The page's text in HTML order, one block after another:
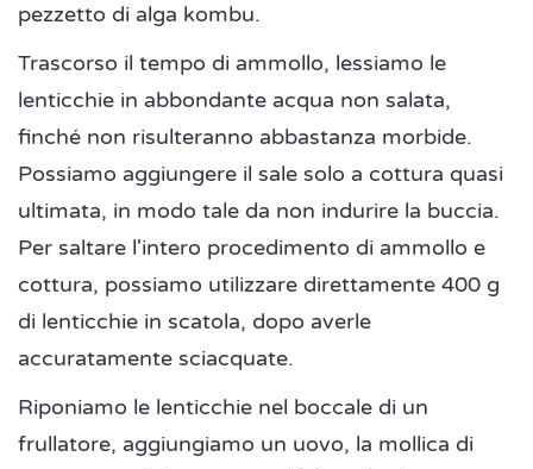
pezzetto di alga kombu.
Trascorso il tempo di ammollo, lessiamo le
lenticchie in abbondante acqua non salata,
finché non risulteranno abbastanza morbide.
Possiamo aggiungere il sale solo a cottura quasi
ultimata, in modo tale da non indurire la buccia.
Per saltare l'intero procedimento di ammollo e
cottura, possiamo utilizzare direttamente 400 g
di lenticchie in scatola, dopo averle
accuratamente sciacquate.
Riponiamo le lenticchie nel boccale di un
frullatore, aggiungiamo un uovo, la mollica di